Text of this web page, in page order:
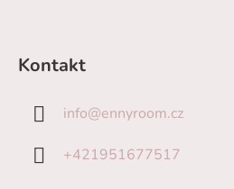
Kontakt
info@ennyroom.cz
+421951677517